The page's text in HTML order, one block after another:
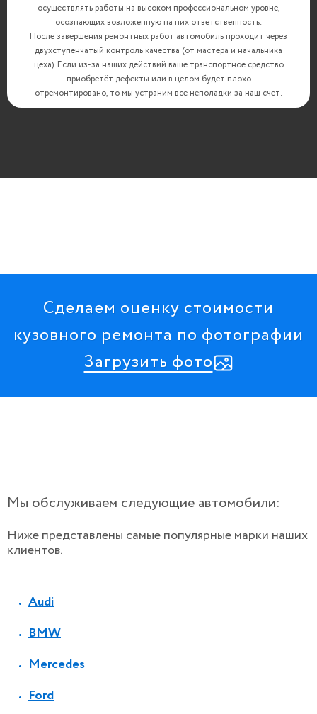
осуществлять работы на высоком профессиональном уровне,
осознающих возложенную на них ответственность.
После завершения ремонтных работ автомобиль проходит через
двухступенчатый контроль качества (от мастера и начальника
цеха). Если из-за наших действий ваше транспортное средство
приобретёт дефекты или в целом будет плохо
отремонтировано, то мы устраним все неполадки за наш счет.
Сделаем оценку стоимости
кузовного ремонта по фотографии
Загрузить фото
Мы обслуживаем следующие автомобили:
Ниже представлены самые популярные марки наших
клиентов.
Audi
BMW
Mercedes
Ford